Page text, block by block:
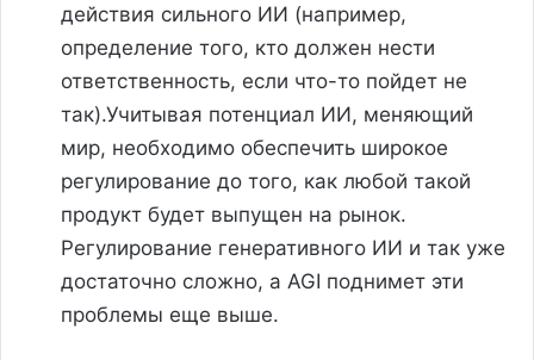
действия сильного ИИ (например,
определение того, кто должен нести
ответственность, если что-то пойдет не
так).Учитывая потенциал ИИ, меняющий
мир, необходимо обеспечить широкое
регулирование до того, как любой такой
продукт будет выпущен на рынок.
Регулирование генеративного ИИ и так уже
достаточно сложно, а AGI поднимет эти
проблемы еще выше.